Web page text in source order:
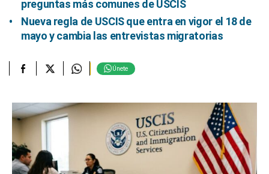
preguntas más comunes de USCIS
Nueva regla de USCIS que entra en vigor el 18 de
mayo y cambia las entrevistas migratorias
Únete